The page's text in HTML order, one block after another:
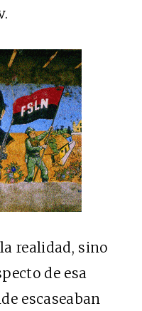
realidad, sino
de esa
escaseaban